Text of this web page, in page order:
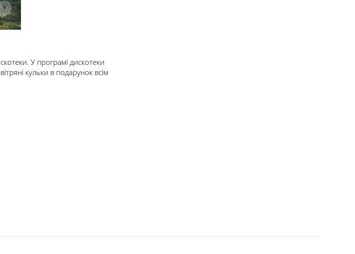
У програмі дискотеки
кульки в подарунок всім